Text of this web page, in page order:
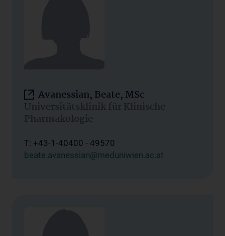
Avanessian, Beate, MSc
Universitätsklinik für Klinische
Pharmakologie
T: +43-1-40400 - 49570
beate.avanessian@meduniwien.ac.at